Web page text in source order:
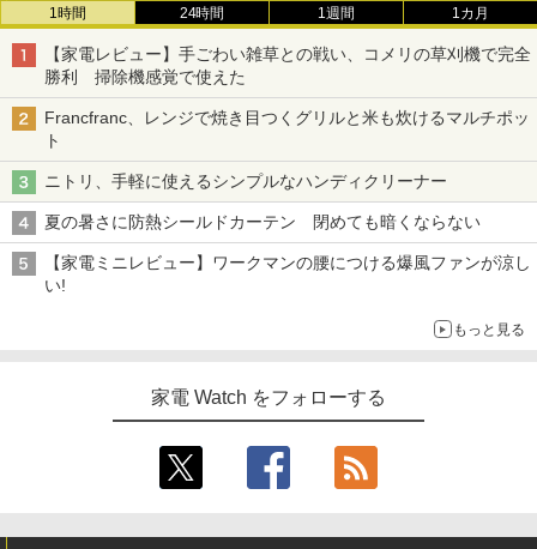
1時間 24時間 1週間 1カ月
【家電レビュー】手ごわい雑草との戦い、コメリの草刈機で完全
勝利 掃除機感覚で使えた
Francfranc、レンジで焼き目つくグリルと米も炊けるマルチポッ
ト
ニトリ、手軽に使えるシンプルなハンディクリーナー
夏の暑さに防熱シールドカーテン 閉めても暗くならない
【家電ミニレビュー】ワークマンの腰につける爆風ファンが涼し
い!
もっと見る
家電 Watch をフォローする